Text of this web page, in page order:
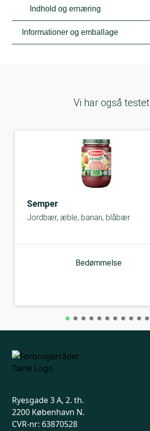
Indhold og ernæring
Informationer og emballage
Vi har også testet
Semper
Jordbær, æble, banan, blåbær
Bedømmelse
Ryesgade 3 A, 2. th.
2200 København N.
CVR-nr: 63870528